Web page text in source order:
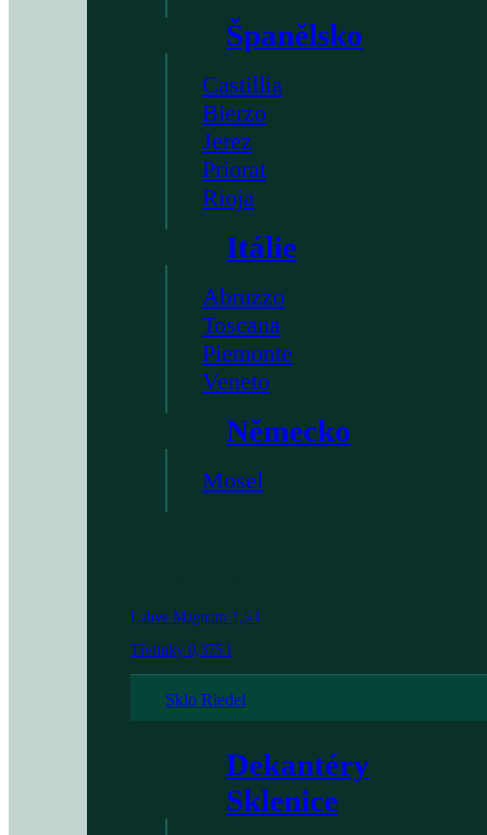
Španělsko
Castillia
Bierzo
Jerez
Priorat
Rioja
Itálie
Abruzzo
Toscana
Piemonte
Veneto
Německo
Mosel
Lahve Magnum 1,5 l
Třetinky 0,375 l
Sklo Riedel
Dekantéry
Sklenice